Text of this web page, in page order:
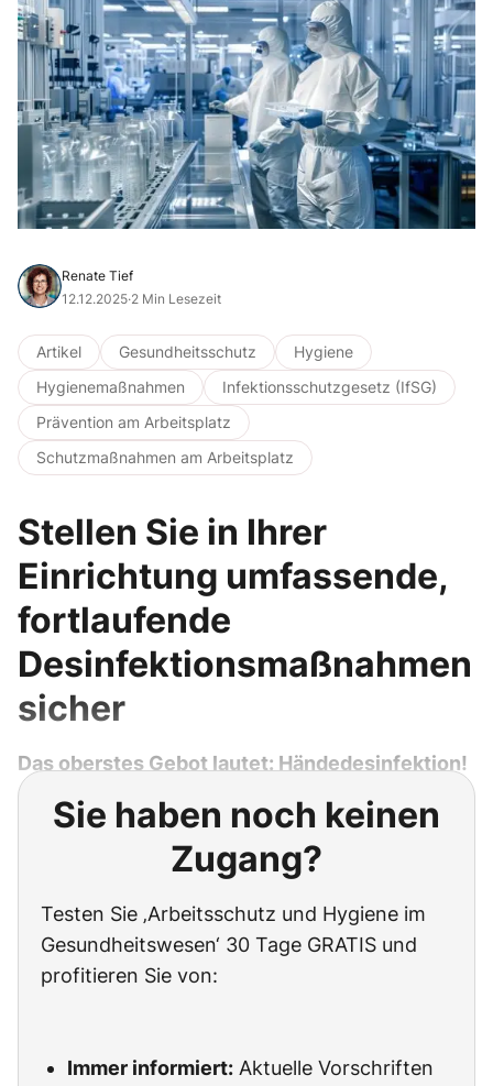
Renate Tief
12.12.2025·2 Min Lesezeit
Artikel Gesundheitsschutz
Hygiene
Hygienemaßnahmen
Infektionsschutzgesetz (IfSG)
Prävention am Arbeitsplatz
Schutzmaßnahmen am Arbeitsplatz
Stellen Sie in Ihrer
Einrichtung umfassende,
fortlaufende
Desinfektionsmaßnahmen
sicher
Das oberstes Gebot lautet: Händedesinfektion!
Sie haben noch keinen
Zugang?
Testen Sie ‚Arbeitsschutz und Hygiene im
Gesundheitswesen‘ 30 Tage GRATIS und
profitieren Sie von:
Immer informiert: Aktuelle Vorschriften